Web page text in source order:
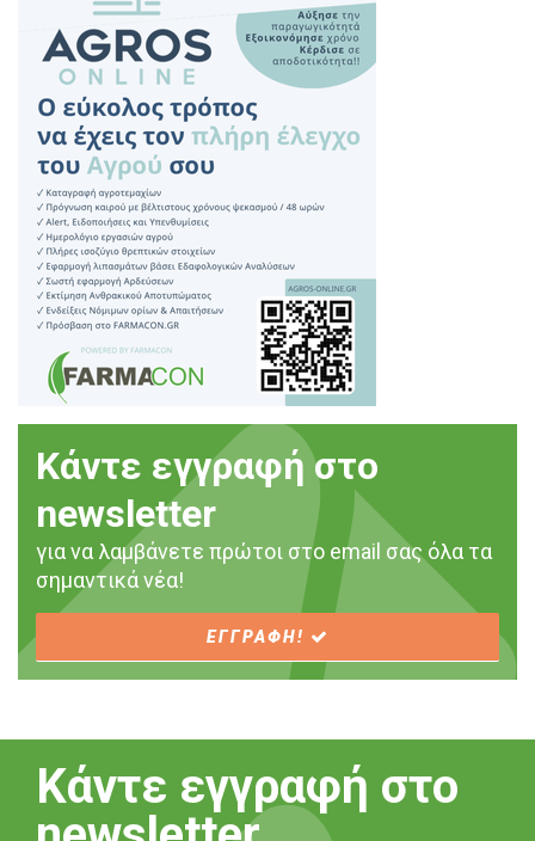
Κάντε εγγραφή στο
newsletter
για να λαμβάνετε πρώτοι στο email σας όλα τα
σημαντικά νέα!
ΕΓΓΡΑΦΗ!
Κάντε εγγραφή στο